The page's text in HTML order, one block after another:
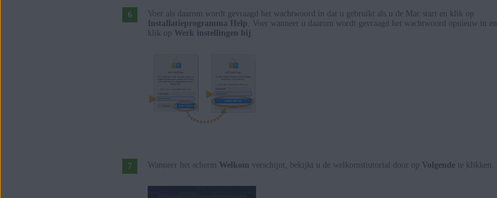
Voer als daarom wordt gevraagd het wachtwoord in dat u gebruikt als u de Mac start en klik op
Installatieprogramma Help . Voer wanneer u daarom wordt gevraagd het wachtwoord opnieuw in en
klik op Werk instellingen bij
Wanneer het scherm Welkom verschijnt, bekijkt u de welkomsttutorial door op Volgende te klikken.